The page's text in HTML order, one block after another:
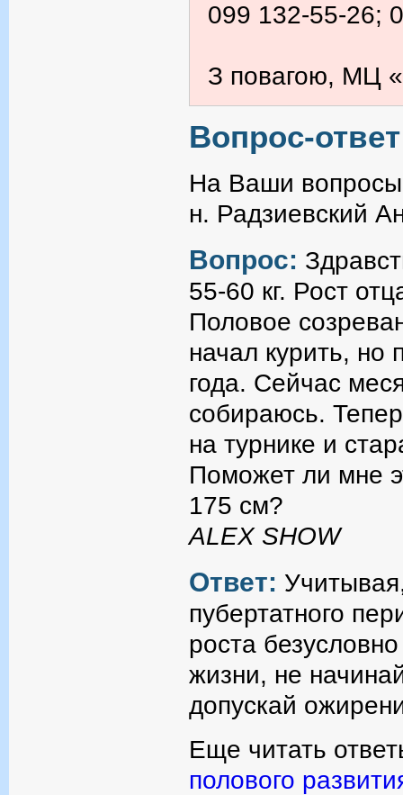
099 132-55-26;
З повагою, МЦ
Вопрос-
На Ваши вопросы
н. Радзиевский
Вопрос:
55-60 кг. Рост
Половое
начал курить, но
года. Сейчас
собираюсь.
на турнике и
Поможет ли мне
175 см?
ALEX SHOW
Ответ:
пубертатного
роста
жизни, не
допускай
Еще читать
полового